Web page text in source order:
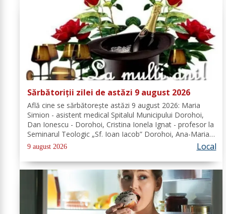
Sărbătoriții zilei de astăzi 9 august 2026
Află cine se sărbătoreşte astăzi 9 august 2026: Maria
Simion - asistent medical Spitalul Municipului Dorohoi,
Dan Ionescu - Dorohoi, Cristina Ionela Ignat - profesor la
Seminarul Teologic „Sf. Ioan Iacob” Dorohoi, Ana-Maria
Ojog - profesor- consilier educativ Școala Gimnazială Nr.
1 Dumeni, Mihai...
9 august 2026 Local